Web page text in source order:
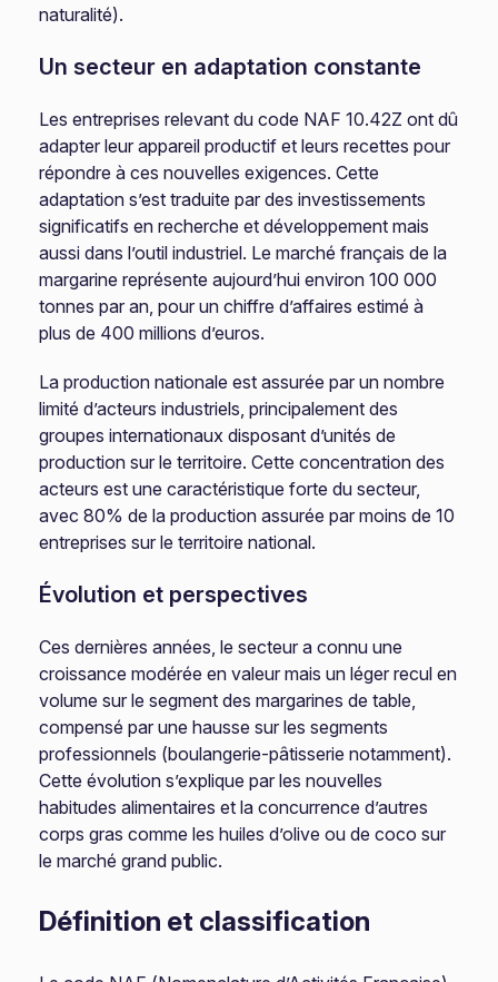
naturalité).
Un secteur en adaptation constante
Les entreprises relevant du code NAF 10.42Z ont dû
adapter leur appareil productif et leurs recettes pour
répondre à ces nouvelles exigences. Cette
adaptation s’est traduite par des investissements
significatifs en recherche et développement mais
aussi dans l’outil industriel. Le marché français de la
margarine représente aujourd’hui environ 100 000
tonnes par an, pour un chiffre d’affaires estimé à
plus de 400 millions d’euros.
La production nationale est assurée par un nombre
limité d’acteurs industriels, principalement des
groupes internationaux disposant d’unités de
production sur le territoire. Cette concentration des
acteurs est une caractéristique forte du secteur,
avec 80% de la production assurée par moins de 10
entreprises sur le territoire national.
Évolution et perspectives
Ces dernières années, le secteur a connu une
croissance modérée en valeur mais un léger recul en
volume sur le segment des margarines de table,
compensé par une hausse sur les segments
professionnels (boulangerie-pâtisserie notamment).
Cette évolution s’explique par les nouvelles
habitudes alimentaires et la concurrence d’autres
corps gras comme les huiles d’olive ou de coco sur
le marché grand public.
Définition et classification